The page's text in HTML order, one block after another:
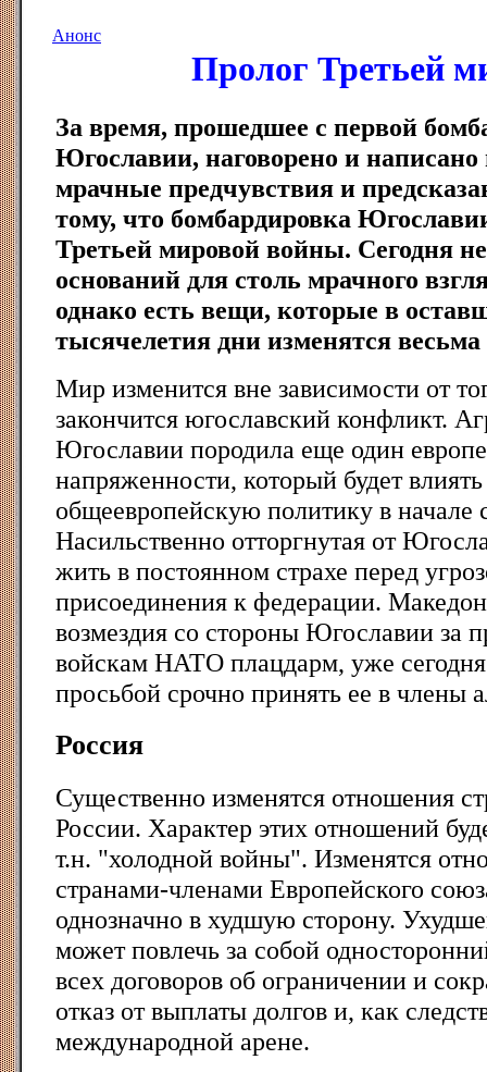
Анонс
Пролог Третьей
За время, прошедшее с первой
Югославии, наговорено и
мрачные предчувствия и
тому, что бомбардировка
Третьей мировой войны. Сегодня
оснований для столь мрачного
однако есть вещи, которые в
тысячелетия дни изменятся весьма
Мир изменится вне зависимости от
закончится югославский конфликт.
Югославии породила еще один
напряженности, который будет
общеевропейскую политику в начале
Насильственно отторгнутая от
жить в постоянном страхе перед
присоединения к федерации.
возмездия со стороны Югославии за
войскам НАТО плацдарм, уже сегодня
просьбой срочно принять ее в члены
Россия
Существенно изменятся отношения
России. Характер этих отношений
т.н. "холодной войны". Изменятся
странами-членами Европейского
однозначно в худшую сторону.
может повлечь за собой
всех договоров об ограничении и
отказ от выплаты долгов и, как
международной арене.